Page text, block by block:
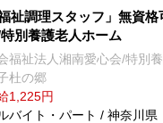
福祉調理スタッフ」無資
別養護老人ホーム
福祉法人湘南愛心会/特別
杜の郷
1,225円
バイト・パート / 神奈川県